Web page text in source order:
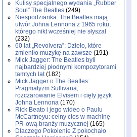
Kulisy specjalnego wydania „Rubber
Soul” The Beatles (249)
Niespodzianka: The Beatles mają
utwór Johna Lennona z 1965 roku,
którego nikt wcześniej nie słyszał
(232)
60 lat „Revolvera”: Dzieło, które
zmieniło muzykę na zawsze (191)
Mick Jagger: The Beatles byli
najbardziej płodnymi kompozytorami
tamtych lat(182)
Mick Jagger o The Beatles:
Pragmatyzm Sullivana,
rozczarowanie Elvisem i cięty język
Johna Lennona (170)
Rick Beato i jego wideo o Paulu
McCartneyu: celny cios w machinę
PR-ową branży muzycznej (165)
Dlaczego Pokolenie Z pokochało